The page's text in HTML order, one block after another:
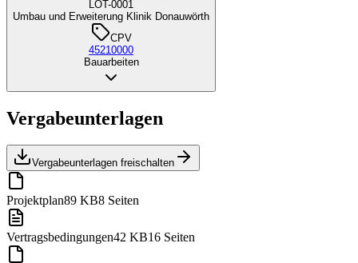
LOT-0001
Umbau und Erweiterung Klinik Donauwörth
CPV
45210000
Bauarbeiten
Vergabeunterlagen
Vergabeunterlagen freischalten
Projektplan89 KB8 Seiten
Vertragsbedingungen42 KB16 Seiten